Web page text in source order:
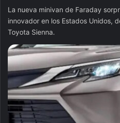
La nueva minivan de Faraday
innovador en los Estados Unidos,
Toyota Sienna.